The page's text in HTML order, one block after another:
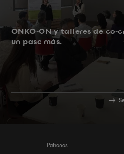
ONKO-ON y talleres de co-
un paso más.
Patronos: